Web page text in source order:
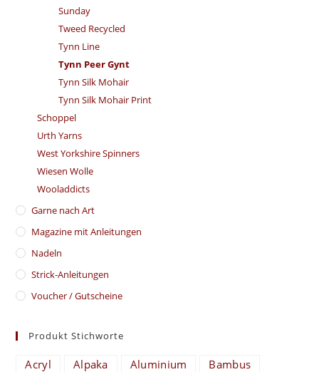
Sunday
Tweed Recycled
Tynn Line
Tynn Peer Gynt
Tynn Silk Mohair
Tynn Silk Mohair Print
Schoppel
Urth Yarns
West Yorkshire Spinners
Wiesen Wolle
Wooladdicts
Garne nach Art
Magazine mit Anleitungen
Nadeln
Strick-Anleitungen
Voucher / Gutscheine
Produkt Stichworte
Acryl Alpaka Aluminium
Bambus